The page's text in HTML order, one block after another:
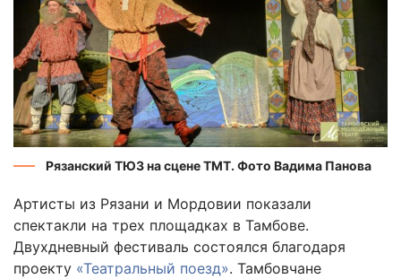
Рязанский ТЮЗ на сцене ТМТ. Фото Вадима Панова
Артисты из Рязани и Мордовии показали
спектакли на трех площадках в Тамбове.
Двухдневный фестиваль состоялся благодаря
проекту «Театральный поезд». Тамбовчане